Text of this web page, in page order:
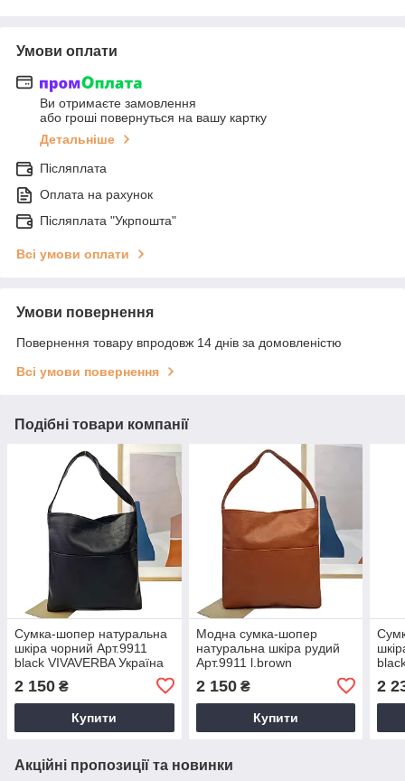
Умови оплати
Ви отримаєте замовлення
або гроші повернуться на вашу картку
Детальніше
Післяплата
Оплата на рахунок
Післяплата "Укрпошта"
Всі умови оплати
Умови повернення
Повернення товару впродовж 14 днів за домовленістю
Всі умови повернення
Подібні товари компанії
Сумка-шопер натуральна
шкіра чорний Арт.9911
black VIVAVERBA Україна
2 150 ₴
Купити
Модна сумка-шопер
натуральна шкіра рудий
Арт.9911 l.brown
(Китай)
2 150₴
Купити
2
Акційні пропозиції та новинки